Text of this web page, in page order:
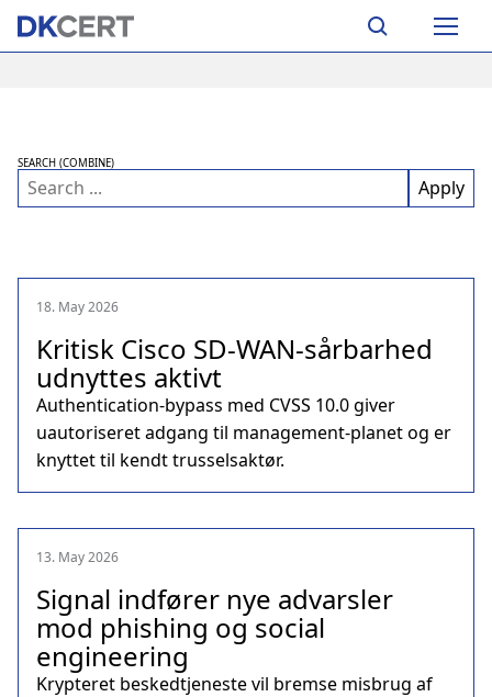
Skip
Main
SEARCH (COMBINE)
18. May 2026
Kritisk Cisco SD‑WAN‑sårbarhed
udnyttes aktivt
Authentication‑bypass med CVSS 10.0 giver
uautoriseret adgang til management‑planet og er
knyttet til kendt trusselsaktør.
13. May 2026
Signal indfører nye advarsler
mod phishing og social
engineering
Krypteret beskedtjeneste vil bremse misbrug af